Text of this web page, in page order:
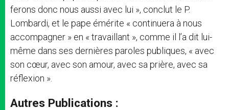
ferons donc nous aussi avec lui », conclut le P.
Lombardi, et le pape émérite « continuera à nous
accompagner » en « travaillant », comme il l’a dit lui-
même dans ses dernières paroles publiques, « avec
son cœur, avec son amour, avec sa prière, avec sa
réflexion ».
Autres Publications :